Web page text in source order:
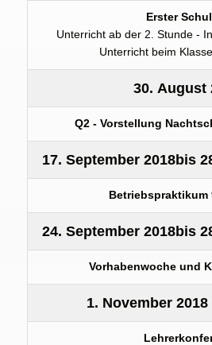
Erster
Unterricht ab der 2. Stunde -
Unterricht beim
30. August
Q2 - Vorstellung
17. September 2018bis
Betriebspraktikum
24. September 2018bis
Vorhabenwoche und
1. November 2018